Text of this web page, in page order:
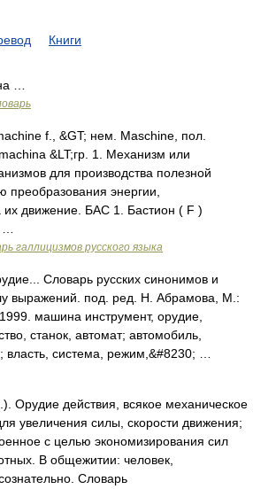
Книги
…
f., &GT; нем. Maschine, пол.
&LT;гр. 1. Механизм или
для производства полезной
энергии,
их движение. БАС 1. Бастион ( F )
галлицизмов русского языка
Словарь русских синонимов и
выражений. под. ред. Н. Абрамова, М.:
машина инструмент, орудие,
станок, автомат; автомобиль,
власть, система, режим,&#8230; …
Орудие действия, всякое механическое
увеличения силы, скорости движения;
с целью экономизирования сил
В общежитии: человек,
Словарь